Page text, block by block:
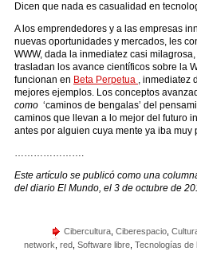
Dicen que nada es casualidad en
A los emprendedores y a las empresas
nuevas oportunidades y mercados, les
WWW, dada la inmediatez casi
trasladan los avance científicos sobre la
funcionan en Beta Perpetua , inmediatez
mejores ejemplos. Los conceptos
como ‘caminos de bengalas’ del
caminos que llevan a lo mejor del futuro
antes por alguien cuya mente ya iba
………………….
Este artículo se publicó como una
del diario El Mundo, el 3 de octubre de
Cibercultura Ciberespacio
network red Software libre Tecnologías de